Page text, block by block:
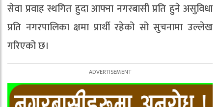
सेवा प्रवाह स्थगित हुदा आफ्ना नगरबासी प्रति हुने असुविधा
प्रति नगरपालिका क्षमा प्रार्थी रहेको सो सुचनामा उल्लेख
गरिएको छ।